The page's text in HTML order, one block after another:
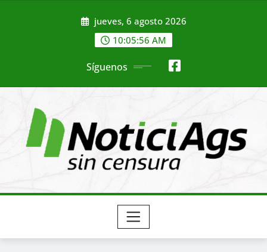
jueves, 6 agosto 2026
10:05:57 AM
Síguenos